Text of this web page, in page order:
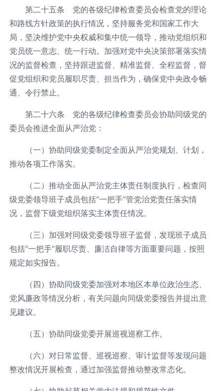
第二十五条 党的各级纪律检查委员会检查党的理论
和路线方针政策的执行情况，坚持服务党和国家工作大
局，坚决维护党中央权威和集中统一领导，推动党组织和
党员统一意志、统一行动。加强对党中央决策部署落实情
况的监督检查，坚持跟进监督、精准监督、全程监督，督
促党组织和党员履职尽责、担当作为，确保党中央政令畅
通、令行禁止。
第二十六条 党的各级纪律检查委员会协助同级党的
委员会推进全面从严治党：
（一）协助同级党委制定全面从严治党规划、计划，
推动各项工作落实。
（二）推动全面从严治党主体责任制度执行，检查同
级党委领导班子成员包括“一把手”管党治党责任落实情
况，监督下级党组织落实主体责任情况。
（三）加强对同级党委领导班子监督，发现班子成员
包括“一把手”履职尽责、廉洁自律等方面重要问题，按照
规定如实报告。
（四）协助同级党委加强对本地区本单位政治生态、
党风廉政等情况分析，有关问题向同级党委报告并提出意
见建议。
（五）协助同级党委开展巡视巡察工作。
（六）对日常监督、巡视巡察、审计监督等发现问题
整改情况开展检查，通过加强监督推动整改常态化。